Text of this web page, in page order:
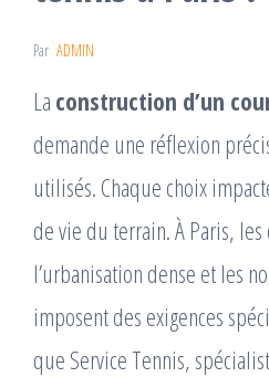
Par ADMIN
La construction d’un
demande une réflexion
utilisés. Chaque choix
de vie du terrain. À Paris,
l’urbanisation dense et les
imposent des exigences
que Service Tennis,